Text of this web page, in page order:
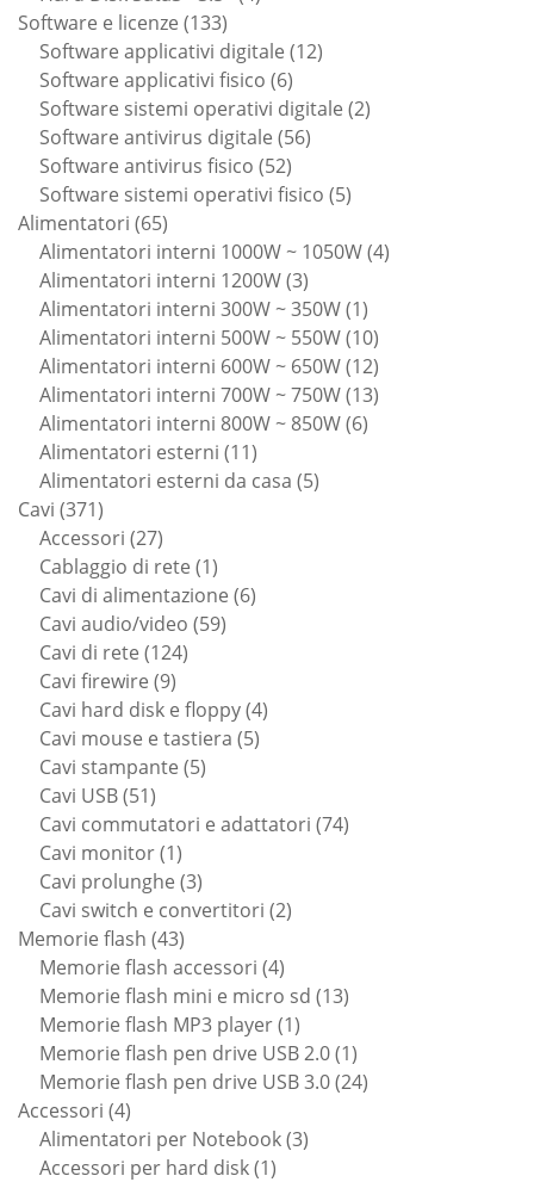
Software e licenze 133133
prodotti
Software applicativi digitale 1212
Software applicativi fisico 66
prodotti
Software sistemi operativi digitale 22
Software antivirus digitale 5656
Software antivirus fisico 5252
prodotti
Software sistemi operativi fisico 55
Alimentatori 6565
prodotti
Alimentatori interni 1000W ~ 1050W 44
Alimentatori interni 1200W 33
prodotti
Alimentatori interni 300W ~ 350W 11
prodotto
Alimentatori interni 500W ~ 550W 1010
prodotti
Alimentatori interni 600W ~ 650W 1212
prodotti
Alimentatori interni 700W ~ 750W 1313
Alimentatori interni 800W ~ 850W 66
Alimentatori esterni 1111
prodotti
Alimentatori esterni da casa 55
Cavi 371371
prodotti
Accessori 2727
prodotti
Cablaggio di rete 11
prodotto
Cavi di alimentazione 66
Cavi audio/video 5959
Cavi di rete 124124
Cavi firewire 99
prodotti
Cavi hard disk e floppy 44
Cavi mouse e tastiera 55
Cavi stampante 55
Cavi USB 5151
prodotti
Cavi commutatori e adattatori 7474
Cavi monitor 11
prodotto
Cavi prolunghe 33
prodotti
Cavi switch e convertitori 22
Memorie flash 4343
prodotti
Memorie flash accessori 44
prodotti
Memorie flash mini e micro sd 1313
Memorie flash MP3 player 11
prodotto
Memorie flash pen drive USB 2.0 11
prodotto
Memorie flash pen drive USB 3.0 2424
Accessori 44
prodotti
Alimentatori per Notebook 33
Accessori per hard disk 11